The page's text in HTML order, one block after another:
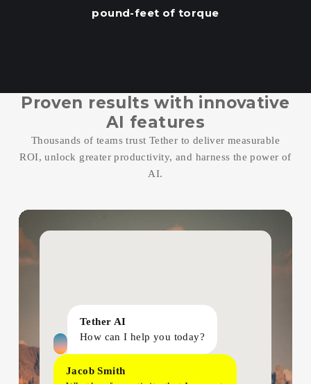
pound-feet of torque
Proven results with innovative
AI features
Thousands of teams trust Tether to deliver measurable
ROI, unlock greater productivity, and harness the power of
AI.
Jacob Smith
up for the team